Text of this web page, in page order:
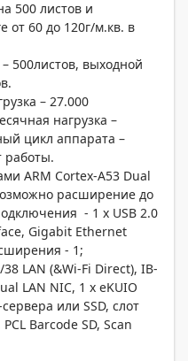
500 листов и
от 60 до 120г/м.кв. в
500листов, выходной
– 27.000
нагрузка –
цикл аппарата –
работы.
ARM Cortex-A53 Dual
расширение до
- 1 x USB 2.0
Gigabit Ethernet
- 1;
LAN (&Wi-Fi Direct), IB-
LAN NIC, 1 x eKUIO
или SSD, слот
Barcode SD, Scan